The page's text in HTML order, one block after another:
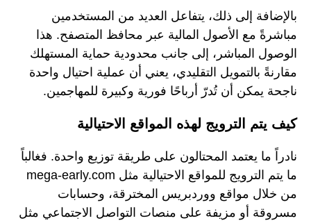
بالإضافة إلى ذلك، يتفاعل العديد من المستخدمين
مباشرةً مع الأصول المالية عبر محافظ المتصفح. هذا
الوصول المباشر، إلى جانب محدودية حماية المستهلك
مقارنةً بالتمويل التقليدي، يعني أن عملية احتيال واحدة
ناجحة يمكن أن تُدرّ أرباحًا فورية وكبيرة للمهاجمين.
كيف يتم الترويج لهذه المواقع الاحتيالية
نادراً ما يعتمد المحتالون على طريقة توزيع واحدة. فغالباً
ما يتم الترويج للمواقع الاحتيالية مثل mega-early.com
من خلال مواقع ووردبريس المخترقة، وحسابات
مسروقة أو مزيفة على منصات التواصل الاجتماعي مثل